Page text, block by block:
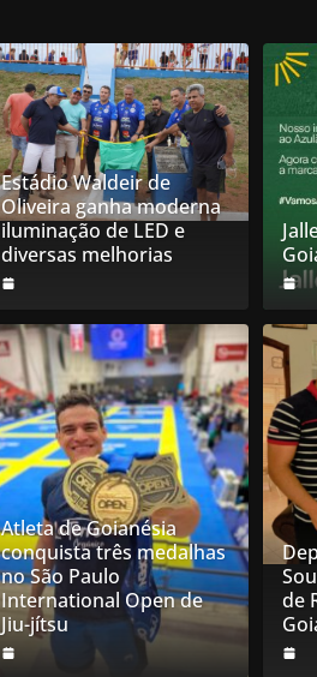
Estádio Waldeir de
Oliveira ganha moderna
iluminação de LED e
diversas melhorias
Atleta de Goianésia
conquista três medalhas
no São Paulo
International Open de
Jiu-jítsu
de